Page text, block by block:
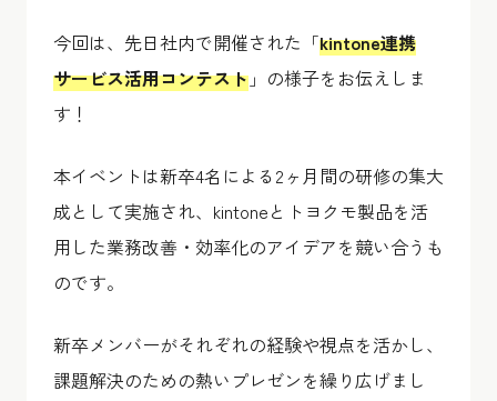
今回は、先日社内で開催された「kintone連携
サービス活用コンテスト 」の様子をお伝えしま
す！
本イベントは新卒4名による2ヶ月間の研修の集大
成として実施され、kintoneとトヨクモ製品を活
用した業務改善・効率化のアイデアを競い合うも
のです。
新卒メンバーがそれぞれの経験や視点を活かし、
課題解決のための熱いプレゼンを繰り広げまし